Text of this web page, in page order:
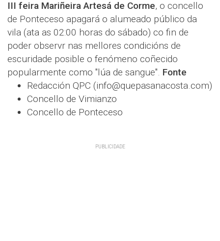
III feira Mariñeira Artesá de Corme, o concello
de Ponteceso apagará o alumeado público da
vila (ata as 02:00 horas do sábado) co fin de
poder observr nas mellores condicións de
escuridade posible o fenómeno coñecido
popularmente como "lúa de sangue". Fonte
Redacción QPC (info@quepasanacosta.com)
Concello de Vimianzo
Concello de Ponteceso